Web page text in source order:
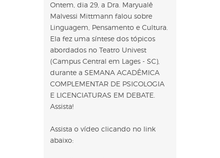
Ontem, dia 29, a Dra. Maryualê
Malvessi Mittmann falou sobre
Linguagem, Pensamento e Cultura.
Ela fez uma síntese dos tópicos
abordados no Teatro Univest
(Campus Central em Lages - SC),
durante a SEMANA ACADÊMICA
COMPLEMENTAR DE PSICOLOGIA
E LICENCIATURAS EM DEBATE.
Assista!
Assista o vídeo clicando no link
abaixo: